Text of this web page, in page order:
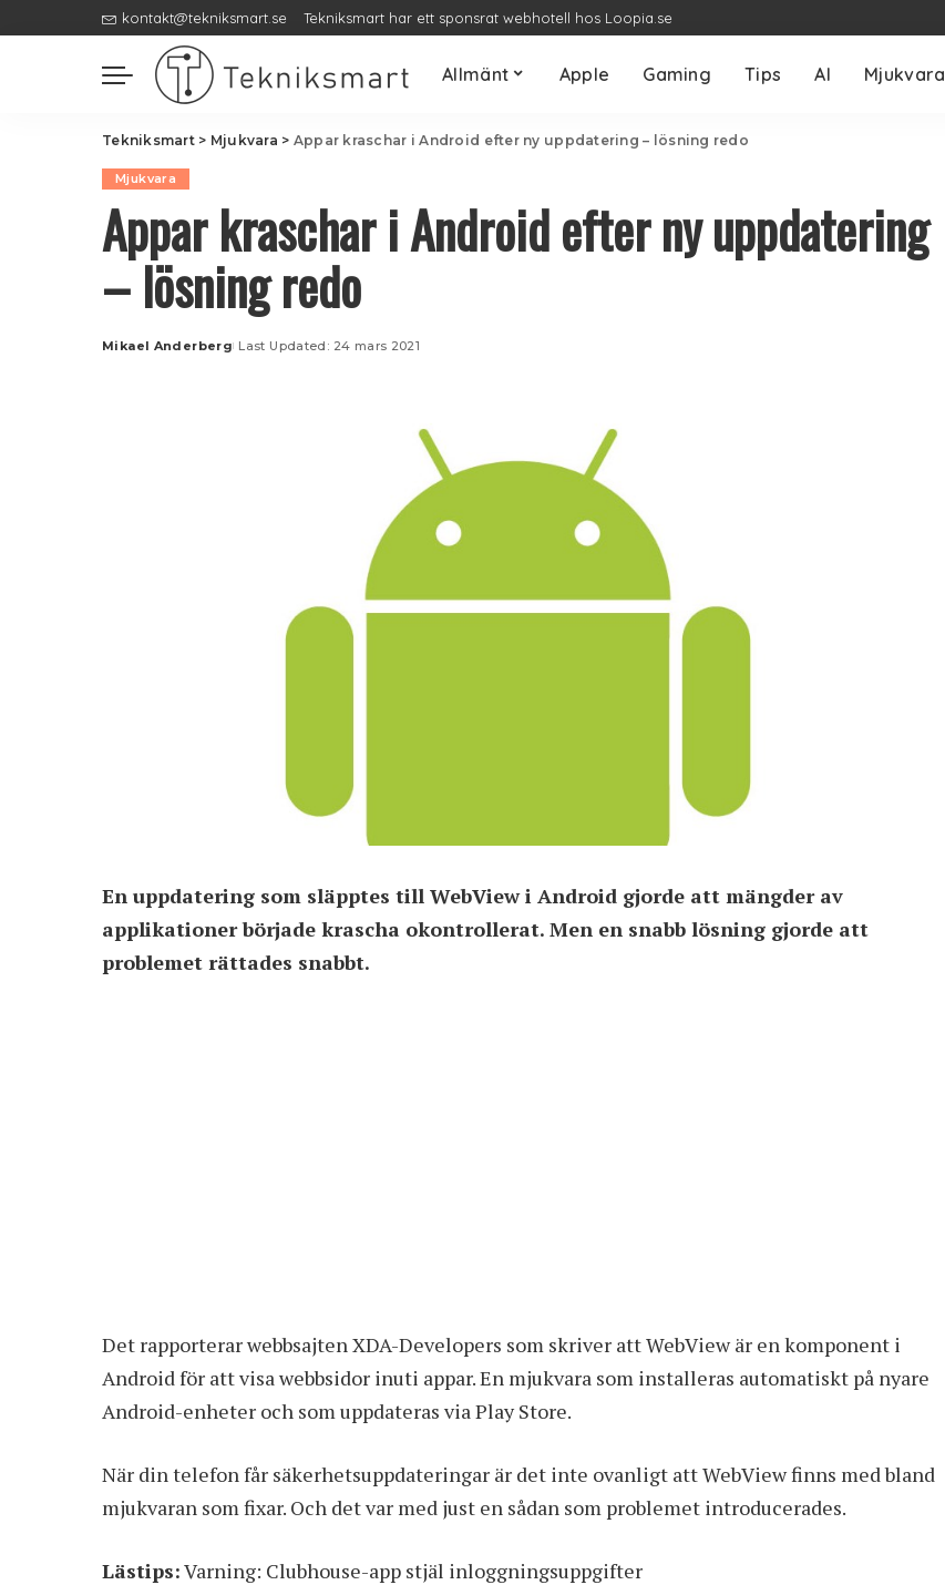
kontakt@tekniksmart.se Tekniksmart har ett sponsrat webhotell hos Loopia.se
Allmänt Apple Gaming Tips AI Mjukvara
Tekniksmart> Mjukvara > Appar kraschar i Android efter ny uppdatering – lösning redo
Mjukvara
Appar kraschar i Android efter ny uppdatering
– lösning redo
Posted
Mikael Anderberg Last Updated: 24 mars 2021
En uppdatering som släpptes till WebView i Android gjorde att mängder av
applikationer började krascha okontrollerat. Men en snabb lösning gjorde att
problemet rättades snabbt.
Det rapporterar webbsajten XDA-Developers som skriver att WebView är en komponent i
Android för att visa webbsidor inuti appar. En mjukvara som installeras automatiskt på nyare
Android-enheter och som uppdateras via Play Store.
När din telefon får säkerhetsuppdateringar är det inte ovanligt att WebView finns med bland
mjukvaran som fixar. Och det var med just en sådan som problemet introducerades.
Lästips:Varning: Clubhouse-app stjäl inloggningsuppgifter